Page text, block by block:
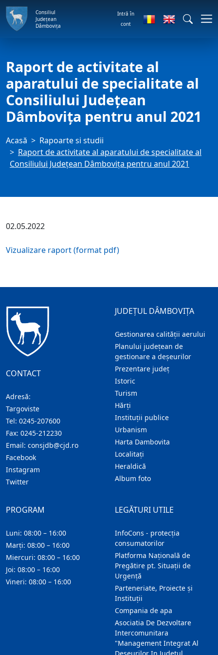
Consiliul
Județean
Dâmbovița
Intră în
cont
Raport de activitate al
aparatului de specialitate al
Consiliului Județean
Dâmbovița pentru anul 2021
Acasă
Rapoarte si studii
Raport de activitate al aparatului de specialitate al
Consiliului Județean Dâmbovița pentru anul 2021
02.05.2022
Vizualizare raport (format pdf)
CONTACT
Adresă:
Targoviste
Tel: 0245-207600
Fax: 0245-212230
Email: consjdb@cjd.ro
Facebook
Instagram
Twitter
JUDEȚUL DÂMBOVIȚA
Gestionarea calității aerului
Planului județean de
gestionare a deșeurilor
Prezentare judeţ
Istoric
Turism
Hărţi
Instituţii publice
Urbanism
Harta Dambovita
Localitaţi
Heraldică
Album foto
LEGĂTURI UTILE
InfoCons - protecția
consumatorilor
Platforma Națională de
Pregătire pt. Situații de
Urgență
Parteneriate, Proiecte și
Instituții
Compania de apa
Asociatia De Dezvoltare
Intercomunitara
"Management Integrat Al
PROGRAM
Luni: 08:00 – 16:00
Marți: 08:00 – 16:00
Miercuri: 08:00 – 16:00
Joi: 08:00 – 16:00
Vineri: 08:00 – 16:00